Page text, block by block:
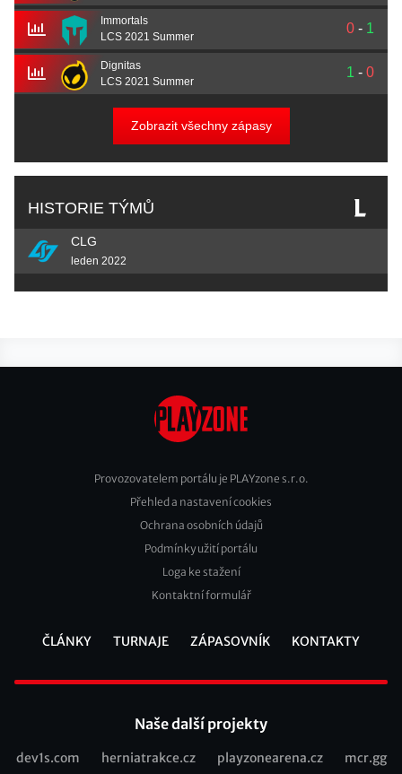
Immortals
LCS 2021 Summer
0 - 1
Dignitas
LCS 2021 Summer
1 - 0
Zobrazit všechny zápasy
HISTORIE TÝMŮ
CLG
leden 2022
Footer
Provozovatelem portálu je PLAYzone s.r.o.
Přehled a nastavení cookies
Ochrana osobních údajů
Podmínky užití portálu
Loga ke stažení
Kontaktní formulář
ČLÁNKY TURNAJE ZÁPASOVNÍK KONTAKTY
Naše další projekty
dev1s.com herniatrakce.cz playzonearena.cz mcr.gg